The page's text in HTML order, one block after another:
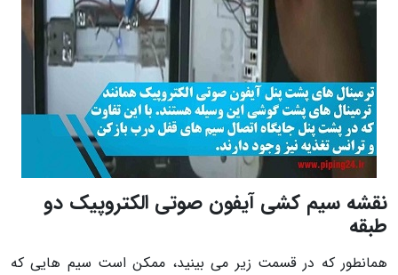
نقشه سیم کشی آیفون صوتی الکتروپیک دو
طبقه
همانطور که در قسمت زیر می بینید، ممکن است سیم هایی که